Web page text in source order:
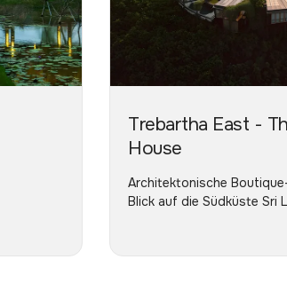
Trebartha East -
House
Architektonische
Blick auf die Südküste Sri